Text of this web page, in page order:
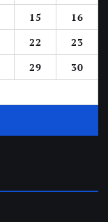
15
16
22
23
29
30